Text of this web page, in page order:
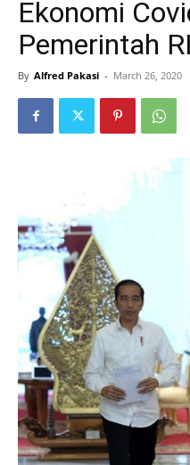
Ekonomi
Pemerintah
By Alfred Pakasi - March 26, 2020